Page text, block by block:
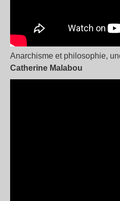
Anarchisme et philosophie,
Catherine Malabou